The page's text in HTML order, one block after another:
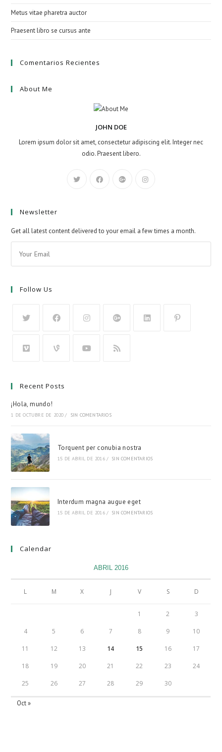
Metus vitae pharetra auctor
Praesent libro se cursus ante
Comentarios Recientes
About Me
JOHN DOE
Lorem ipsum dolor sit amet, consectetur adipiscing elit. Integer nec
odio. Praesent libero.
Newsletter
Get all latest content delivered to your email a few times a month.
Follow Us
Recent Posts
¡Hola, mundo!
1 DE OCTUBRE DE 2020 / SIN COMENTARIOS
Torquent per conubia nostra
15 DE ABRIL DE 2016 / SIN COMENTARIOS
Interdum magna augue eget
15 DE ABRIL DE 2016 / SIN COMENTARIOS
Calendar
ABRIL 2016
L M X J V S D
1 2 3
4 5 6 7 8 9 10
11 12 13 14 15 16 17
18 19 20 21 22 23 24
25 26 27 28 29 30
Oct »